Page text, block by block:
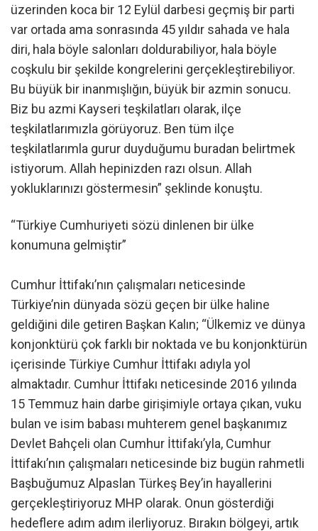
üzerinden koca bir 12 Eylül darbesi geçmiş bir parti
var ortada ama sonrasında 45 yıldır sahada ve hala
diri, hala böyle salonları doldurabiliyor, hala böyle
coşkulu bir şekilde kongrelerini gerçekleştirebiliyor.
Bu büyük bir inanmışlığın, büyük bir azmin sonucu.
Biz bu azmi Kayseri teşkilatları olarak, ilçe
teşkilatlarımızla görüyoruz. Ben tüm ilçe
teşkilatlarımla gurur duyduğumu buradan belirtmek
istiyorum. Allah hepinizden razı olsun. Allah
yokluklarınızı göstermesin” şeklinde konuştu.
“Türkiye Cumhuriyeti sözü dinlenen bir ülke
konumuna gelmiştir”
Cumhur İttifakı’nın çalışmaları neticesinde
Türkiye’nin dünyada sözü geçen bir ülke haline
geldiğini dile getiren Başkan Kalın; “Ülkemiz ve dünya
konjonktürü çok farklı bir noktada ve bu konjonktürün
içerisinde Türkiye Cumhur İttifakı adıyla yol
almaktadır. Cumhur İttifakı neticesinde 2016 yılında
15 Temmuz hain darbe girişimiyle ortaya çıkan, vuku
bulan ve isim babası muhterem genel başkanımız
Devlet Bahçeli olan Cumhur İttifakı’yla, Cumhur
İttifakı’nın çalışmaları neticesinde biz bugün rahmetli
Başbuğumuz Alpaslan Türkeş Bey’in hayallerini
gerçekleştiriyoruz MHP olarak. Onun gösterdiği
hedeflere adım adım ilerliyoruz. Bırakın bölgeyi, artık